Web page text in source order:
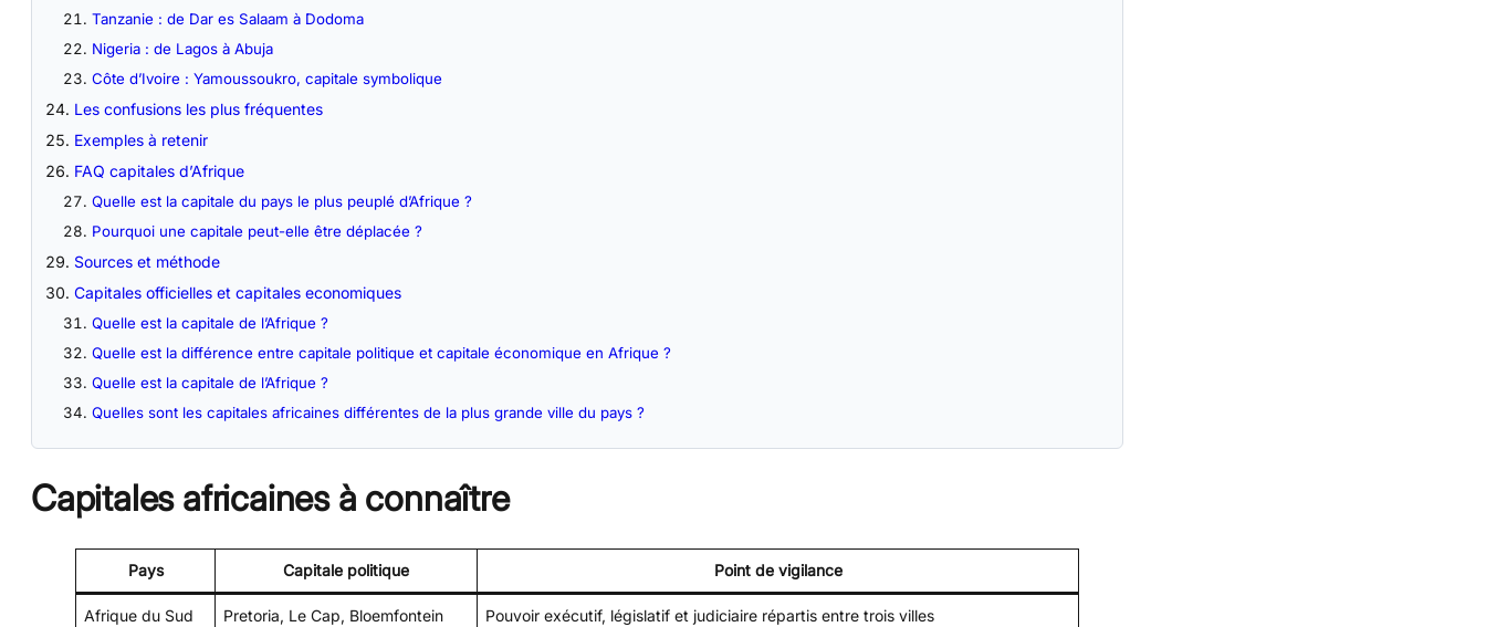
Tanzanie : de Dar es Salaam à Dodoma
Nigeria : de Lagos à Abuja
Côte d’Ivoire : Yamoussoukro, capitale symbolique
Les confusions les plus fréquentes
Exemples à retenir
FAQ capitales d’Afrique
Quelle est la capitale du pays le plus peuplé d’Afrique ?
Pourquoi une capitale peut-elle être déplacée ?
Sources et méthode
Capitales officielles et capitales economiques
Quelle est la capitale de l’Afrique ?
Quelle est la différence entre capitale politique et capitale économique en Afrique ?
Quelle est la capitale de l’Afrique ?
Quelles sont les capitales africaines différentes de la plus grande ville du pays ?
Capitales africaines à connaître
Pays Capitale politique Point de vigilance
Afrique du Sud Pretoria, Le Cap, Bloemfontein Pouvoir exécutif, législatif et judiciaire répartis entre trois villes